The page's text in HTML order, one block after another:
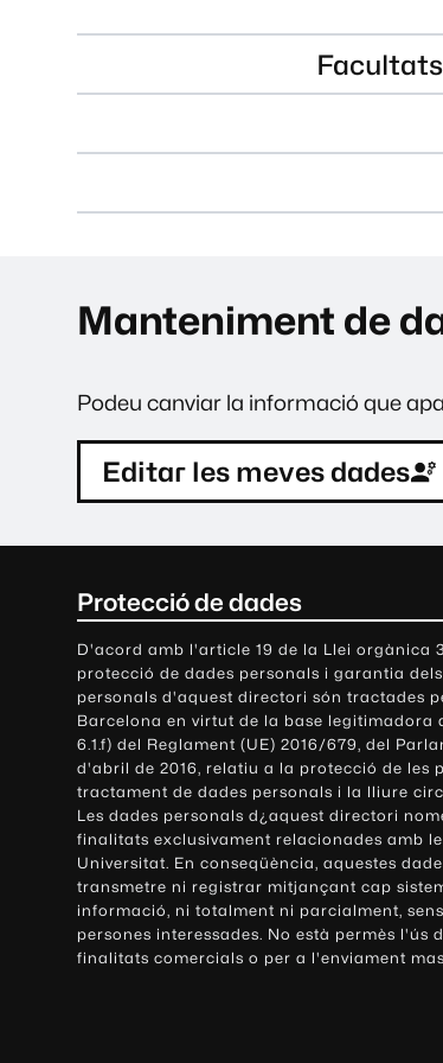
Manteniment de
Podeu canviar la informació que
Editar les meves dades
Protecció de dades
D'acord amb l'article 19 de la Llei orgànica
protecció de dades personals i garantia
personals d'aquest directori són tractades
Barcelona en virtut de la base
6.1.f) del Reglament (UE) 2016/679, del
d'abril de 2016, relatiu a la protecció de les
tractament de dades personals i la lliure
Les dades personals d¿aquest directori
finalitats exclusivament relacionades amb
Universitat. En conseqüència, aquestes
transmetre ni registrar mitjançant cap
informació, ni totalment ni parcialment,
persones interessades. No està permès l'ús
finalitats comercials o per a l'enviament